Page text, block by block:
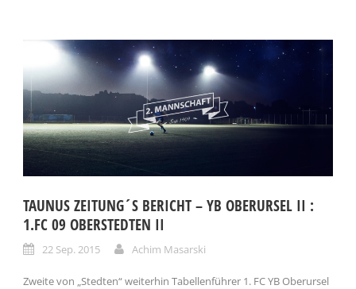
TAUNUS ZEITUNG´S BERICHT – YB OBERURSEL II :
1.FC 09 OBERSTEDTEN II
22 Sep. 2015 Achim Masarski
Zweite von „Stedten“ weiterhin Tabellenführer 1. FC YB Oberursel